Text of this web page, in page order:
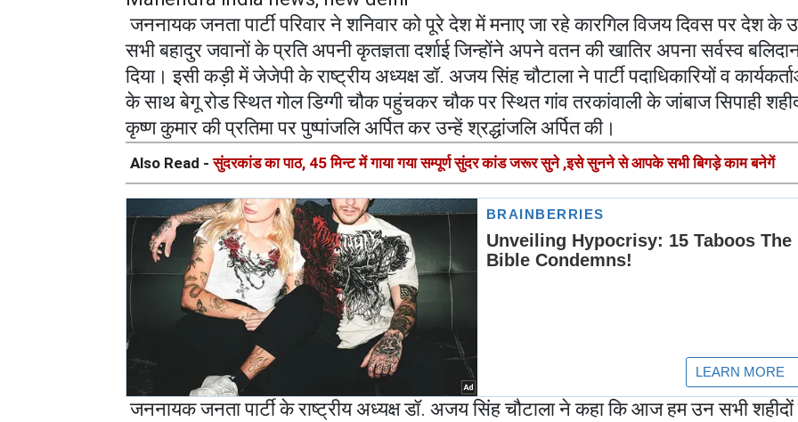
जननायक जनता पार्टी परिवार ने शनिवार को पूरे देश में मनाए जा रहे कारगिल विजय दिवस पर देश के
सभी बहादुर जवानों के प्रति अपनी कृतज्ञता दर्शाई जिन्होंने अपने वतन की खातिर अपना सर्वस्व
दिया। इसी कड़ी में जेजेपी के राष्ट्रीय अध्यक्ष डॉ. अजय सिंह चौटाला ने पार्टी पदाधिकारियों व
के साथ बेगू रोड स्थित गोल डिग्गी चौक पहुंचकर चौक पर स्थित गांव तरकांवाली के जांबाज सिपाही
कृष्ण कुमार की प्रतिमा पर पुष्पांजलि अर्पित कर उन्हें श्रद्धांजलि अर्पित की।
Also Read -सुंदरकांड का पाठ, 45 मिन्ट में गाया गया सम्पूर्ण सुंदर कांड जरूर सुने ,इसे सुनने से आपके सभी बिगड़े काम बनेगें
जननायक जनता पार्टी के राष्ट्रीय अध्यक्ष डॉ. अजय सिंह चौटाला ने कहा कि आज हम उन सभी शहीदों